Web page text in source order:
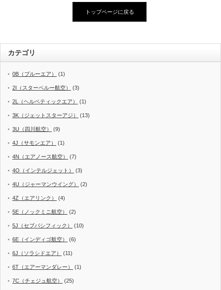
トップページに戻る
カテゴリ
0B（ブルーエア） (1)
2I（スターペルー航空） (3)
2L（ヘルベティックエア） (1)
3K（ジェットスターアジ） (13)
3U（四川航空） (9)
4J（サモンエア） (1)
4N（エアノース航空） (7)
4O（インテルジェット） (3)
4U（ジャーマンウイング） (2)
4Z（エアリンク） (4)
5E（ノックミニ航空） (2)
5J（セブパシフィック） (10)
6E（インディゴ航空） (6)
6J（ソラシドエア） (11)
6T（エアーマンダレー） (1)
7C（チェジュ航空） (25)